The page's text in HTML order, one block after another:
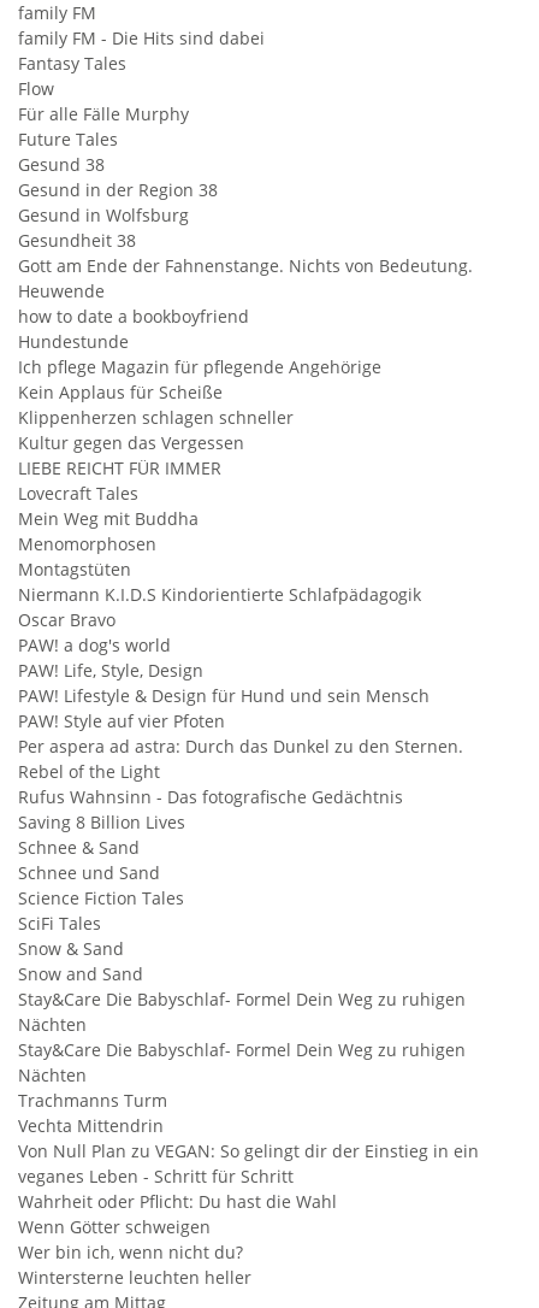
family FM
family FM - Die Hits sind dabei
Fantasy Tales
Flow
Für alle Fälle Murphy
Future Tales
Gesund 38
Gesund in der Region 38
Gesund in Wolfsburg
Gesundheit 38
Gott am Ende der Fahnenstange. Nichts von Bedeutung.
Heuwende
how to date a bookboyfriend
Hundestunde
Ich pflege Magazin für pflegende Angehörige
Kein Applaus für Scheiße
Klippenherzen schlagen schneller
Kultur gegen das Vergessen
LIEBE REICHT FÜR IMMER
Lovecraft Tales
Mein Weg mit Buddha
Menomorphosen
Montagstüten
Niermann K.I.D.S Kindorientierte Schlafpädagogik
Oscar Bravo
PAW! a dog's world
PAW! Life, Style, Design
PAW! Lifestyle & Design für Hund und sein Mensch
PAW! Style auf vier Pfoten
Per aspera ad astra: Durch das Dunkel zu den Sternen.
Rebel of the Light
Rufus Wahnsinn - Das fotografische Gedächtnis
Saving 8 Billion Lives
Schnee & Sand
Schnee und Sand
Science Fiction Tales
SciFi Tales
Snow & Sand
Snow and Sand
Stay&Care Die Babyschlaf- Formel Dein Weg zu ruhigen
Nächten
Stay&Care Die Babyschlaf- Formel Dein Weg zu ruhigen
Nächten
Trachmanns Turm
Vechta Mittendrin
Von Null Plan zu VEGAN: So gelingt dir der Einstieg in ein
veganes Leben - Schritt für Schritt
Wahrheit oder Pflicht: Du hast die Wahl
Wenn Götter schweigen
Wer bin ich, wenn nicht du?
Wintersterne leuchten heller
Zeitung am Mittag